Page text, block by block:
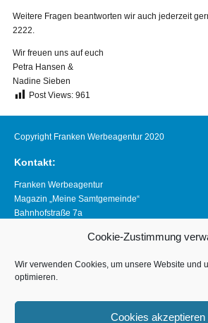
Cookie-Zustimmung
Wir verwenden Cookies, um unsere Website und
optimieren.
Cookies akzeptieren
Weitere Fragen beantworten wir auch jederzeit
2222.
Wir freuen uns auf euch
Petra Hansen &
Nadine Sieben
Post Views: 961
Copyright Franken Werbeagentur 2020
Kontakt:
Franken Werbeagentur
Magazin „Meine Samtgemeinde“
Bahnhofstraße 7a
Telefon 04163 8390281
Links:
www.franken-werbeagentur.de